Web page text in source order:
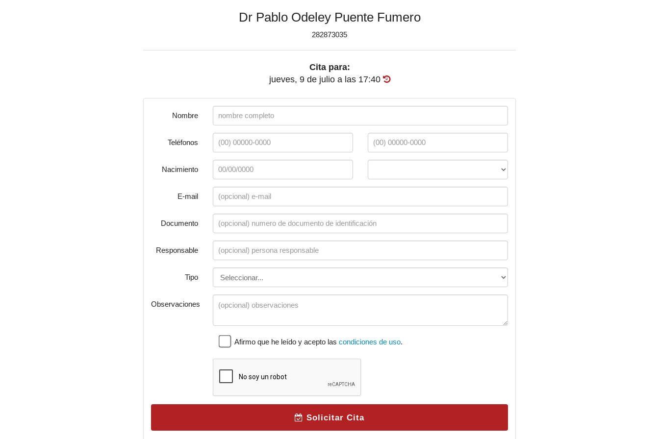
Dr Pablo Odeley Puente Fumero
282873035
Cita para:
jueves, 9 de julio a las 17:40
Nombre
Teléfonos
Nacimiento
E-mail
Documento
Responsable
Tipo
Observaciones
Afirmo que he leído y acepto lascondiciones de uso.
Solicitar Cita